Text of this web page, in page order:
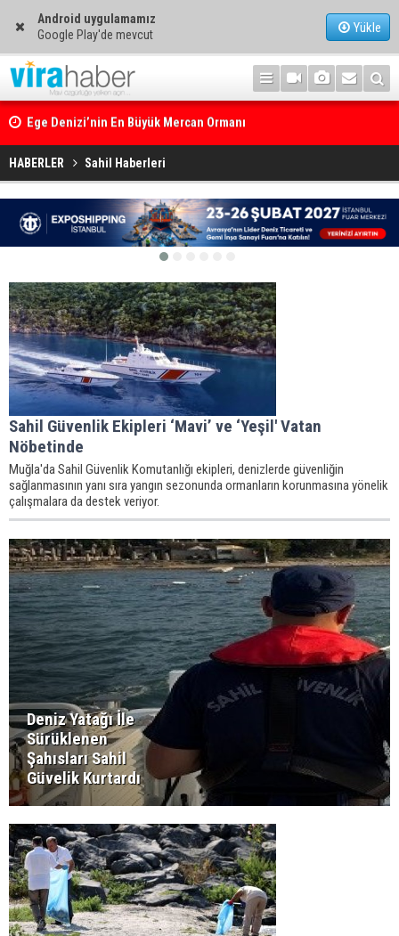
Android uygulamamız
Google Play'de mevcut
Yükle
Ege Denizi’nin En Büyük Mercan Ormanı
HABERLER Sahil Haberleri
Sahil Güvenlik Ekipleri ‘Mavi’ ve ‘Yeşil' Vatan
Nöbetinde
Muğla'da Sahil Güvenlik Komutanlığı ekipleri, denizlerde güvenliğin
sağlanmasının yanı sıra yangın sezonunda ormanların korunmasına yönelik
çalışmalara da destek veriyor.
Deniz Yatağı İle
Sürüklenen
Şahısları Sahil
Güvelik Kurtardı